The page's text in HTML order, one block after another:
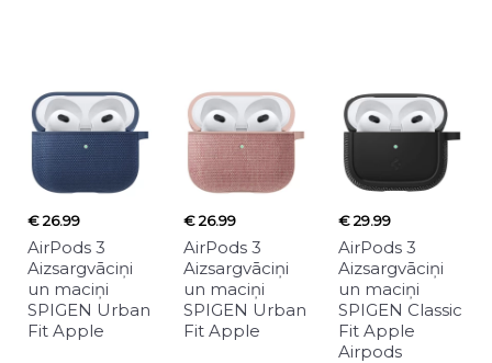
€ 26.99
AirPods 3
Aizsargvāciņi
un maciņi
SPIGEN Urban
Fit Apple
€ 26.99
AirPods 3
Aizsargvāciņi
un maciņi
SPIGEN Urban
Fit Apple
€ 29.99
AirPods 3
Aizsargvāciņi
un maciņi
SPIGEN Classic
Fit Apple
Airpods